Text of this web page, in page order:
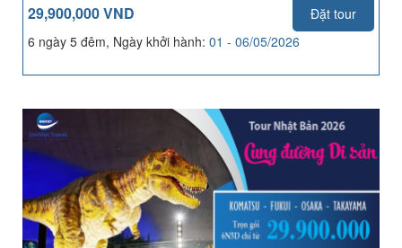
29,900,000 VND
Đặt tour
6 ngày 5 đêm, Ngày khởi hành: 01 - 06/05/2026